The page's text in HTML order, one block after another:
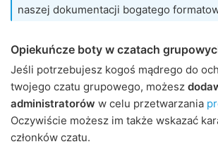
naszej dokumentacji bogatego
Opiekuńcze boty w czatach
Jeśli potrzebujesz kogoś mądrego do
twojego czatu grupowego, możesz
administratorów w celu przetwarzania
Oczywiście możesz im także wskazać
członków czatu.